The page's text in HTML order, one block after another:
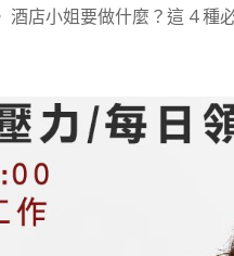
店小姐要做什麼？這 4 種